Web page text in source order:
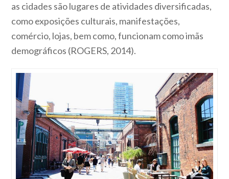
as cidades são lugares de atividades diversificadas,
como exposições culturais, manifestações,
comércio, lojas, bem como, funcionam como imãs
demográficos (ROGERS, 2014).